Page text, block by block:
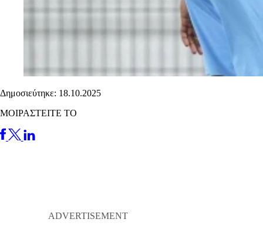
Δημοσιεύτηκε: 18.10.2025
ΜΟΙΡΑΣΤΕΙΤΕ ΤΟ